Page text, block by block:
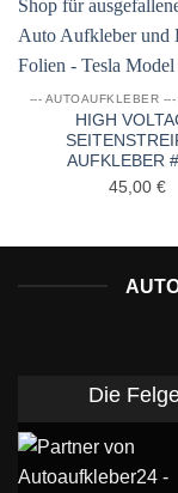
HIGH
AUFKLEBER
45,00 €
Die